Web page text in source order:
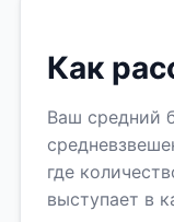
Как
Ваш средний
где
выступает в